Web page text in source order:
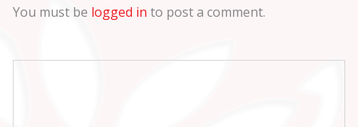
You must be logged in to post a comment.